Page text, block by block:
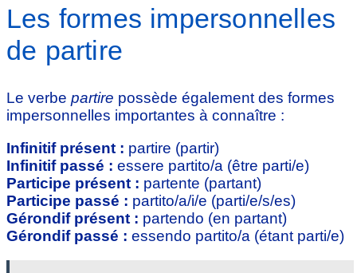
Les formes impersonnelles
de partire
Le verbe partire possède également des formes
impersonnelles importantes à connaître :
Infinitif présent : partire (partir)
Infinitif passé : essere partito/a (être parti/e)
Participe présent : partente (partant)
Participe passé : partito/a/i/e (parti/e/s/es)
Gérondif présent : partendo (en partant)
Gérondif passé : essendo partito/a (étant parti/e)